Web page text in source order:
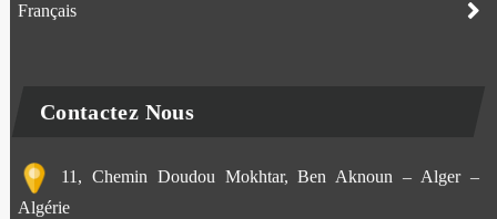
Français
Contactez Nous
11, Chemin Doudou Mokhtar, Ben Aknoun – Alger –
Algérie